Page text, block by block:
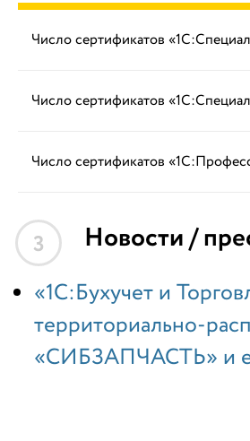
Число сертификатов
Число сертификатов
Число сертификатов
3 Новости /
«1С:Бухучет и
территориально-
«СИБЗАПЧАСТЬ» и